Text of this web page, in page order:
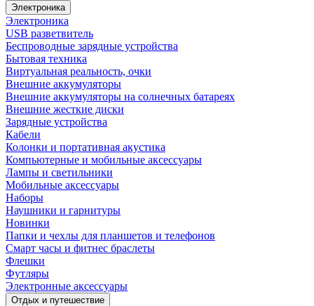
Электроника
Электроника
USB разветвитель
Беспроводные зарядные устройства
Бытовая техника
Виртуальная реальность, очки
Внешние аккумуляторы
Внешние аккумуляторы на солнечных батареях
Внешние жесткие диски
Зарядные устройства
Кабели
Колонки и портативная акустика
Компьютерные и мобильные аксессуары
Лампы и светильники
Мобильные аксессуары
Наборы
Наушники и гарнитуры
Новинки
Папки и чехлы для планшетов и телефонов
Смарт часы и фитнес браслеты
Флешки
Футляры
Электронные аксессуары
Отдых и путешествие